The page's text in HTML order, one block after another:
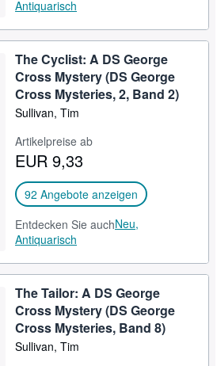
Antiquarisch
The Cyclist: A DS George
Cross Mystery (DS George
Cross Mysteries, 2, Band 2)
Sullivan, Tim
Artikelpreise ab
EUR 9,33
92 Angebote anzeigen
Entdecken Sie auchNeu,
Antiquarisch
The Tailor: A DS George
Cross Mystery (DS George
Cross Mysteries, Band 8)
Sullivan, Tim